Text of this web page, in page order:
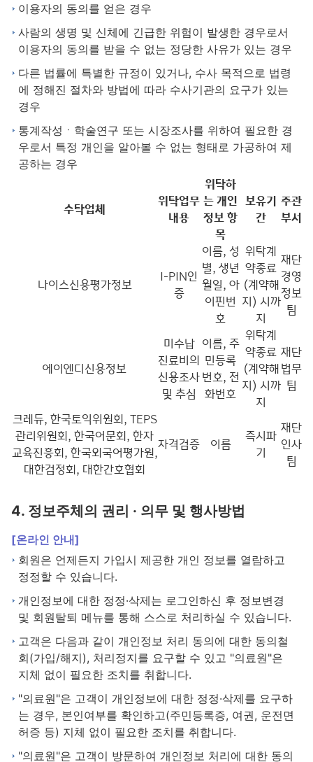
이용자의 동의를 얻은 경우
사람의 생명 및 신체에 긴급한 위험이 발생한 경우로서
이용자의 동의를 받을 수 없는 정당한 사유가 있는 경우
다른 법률에 특별한 규정이 있거나, 수사 목적으로 법령
에 정해진 절차와 방법에 따라 수사기관의 요구가 있는
경우
통계작성ㆍ학술연구 또는 시장조사를 위하여 필요한 경
우로서 특정 개인을 알아볼 수 없는 형태로 가공하여 제
공하는 경우
수탁업체
위탁업무
내용
위탁하
는 개인
정보 항
목
보유기
간
주관
부서
나이스신용평가정보
I-PIN인
증
이름, 성
별, 생년
월일, 아
이핀번
호
위탁계
약종료
(계약해
지) 시까
지
재단
경영
정보
팀
에이엔디신용정보
미수납
진료비의
신용조사
및 추심
이름, 주
민등록
번호, 전
화번호
위탁계
약종료
(계약해
지) 시까
지
재단
법무
팀
크레듀, 한국토익위원회, TEPS
관리위원회, 한국어문회, 한자
교육진흥회, 한국외국어평가원,
대한검정회, 대한간호협회
자격검증 이름
즉시파
기
재단
인사
팀
4. 정보주체의 권리 · 의무 및 행사방법
[온라인 안내]
회원은 언제든지 가입시 제공한 개인 정보를 열람하고
정정할 수 있습니다.
개인정보에 대한 정정·삭제는 로그인하신 후 정보변경
및 회원탈퇴 메뉴를 통해 스스로 처리하실 수 있습니다.
고객은 다음과 같이 개인정보 처리 동의에 대한 동의철
회(가입/해지), 처리정지를 요구할 수 있고 "의료원"은
지체 없이 필요한 조치를 취합니다.
"의료원"은 고객이 개인정보에 대한 정정·삭제를 요구하
는 경우, 본인여부를 확인하고(주민등록증, 여권, 운전면
허증 등) 지체 없이 필요한 조치를 취합니다.
"의료원"은 고객이 방문하여 개인정보 처리에 대한 동의